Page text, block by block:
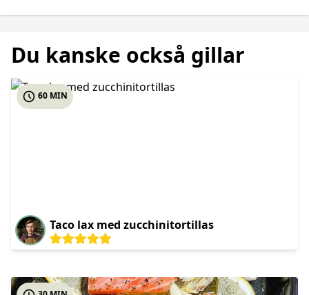
Du kanske också gillar
Taco lax med zucchinitortillas
60 MIN